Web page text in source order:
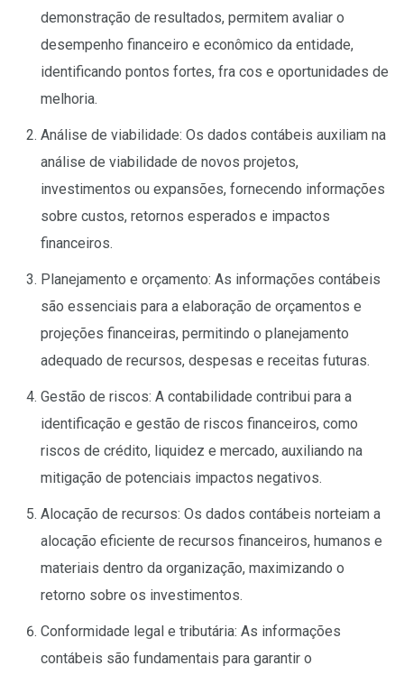
demonstração de resultados, permitem avaliar o
desempenho financeiro e econômico da entidade,
identificando pontos fortes, fra cos e oportunidades de
melhoria.
Análise de viabilidade: Os dados contábeis auxiliam na
análise de viabilidade de novos projetos,
investimentos ou expansões, fornecendo informações
sobre custos, retornos esperados e impactos
financeiros.
Planejamento e orçamento: As informações contábeis
são essenciais para a elaboração de orçamentos e
projeções financeiras, permitindo o planejamento
adequado de recursos, despesas e receitas futuras.
Gestão de riscos: A contabilidade contribui para a
identificação e gestão de riscos financeiros, como
riscos de crédito, liquidez e mercado, auxiliando na
mitigação de potenciais impactos negativos.
Alocação de recursos: Os dados contábeis norteiam a
alocação eficiente de recursos financeiros, humanos e
materiais dentro da organização, maximizando o
retorno sobre os investimentos.
Conformidade legal e tributária: As informações
contábeis são fundamentais para garantir o